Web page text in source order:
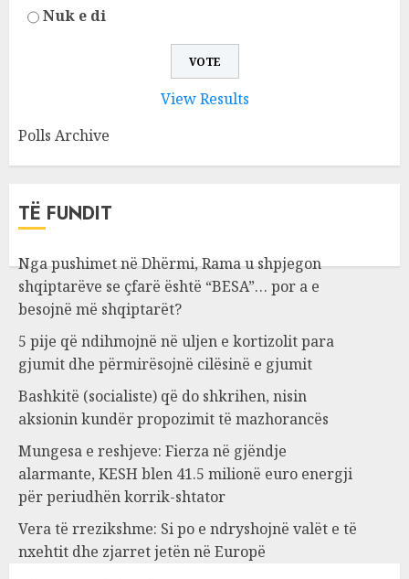
Nuk e di
View Results
Polls Archive
TË FUNDIT
Nga pushimet në Dhërmi, Rama u shpjegon
shqiptarëve se çfarë është “BESA”… por a e
besojnë më shqiptarët?
5 pije që ndihmojnë në uljen e kortizolit para
gjumit dhe përmirësojnë cilësinë e gjumit
Bashkitë (socialiste) që do shkrihen, nisin
aksionin kundër propozimit të mazhorancës
Mungesa e reshjeve: Fierza në gjëndje
alarmante, KESH blen 41.5 milionë euro energji
për periudhën korrik-shtator
Vera të rrezikshme: Si po e ndryshojnë valët e të
nxehtit dhe zjarret jetën në Europë